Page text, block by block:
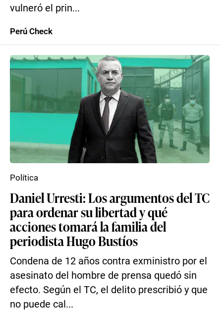
vulneró el prin...
Perú Check
Daniel Urresti: Los argumentos del TC
para ordenar su libertad y qué
acciones tomará la familia del
periodista Hugo Bustíos
Condena de 12 años contra exministro por el
asesinato del hombre de prensa quedó sin
efecto. Según el TC, el delito prescribió y que
no puede cal...
Política